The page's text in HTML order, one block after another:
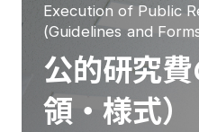
Execution of Public
(Guidelines and
公的研究
領・様式）